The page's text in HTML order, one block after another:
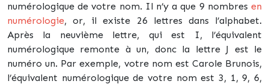
numérologique de votre nom. Il n’y a que 9 nombres en
numérologie, or, il existe 26 lettres dans l’alphabet.
Après la neuvième lettre, qui est I, l’équivalent
numérologique remonte à un, donc la lettre J est le
numéro un. Par exemple, votre nom est Carole Brunois,
l’équivalent numérologique de votre nom est 3, 1, 9, 6,